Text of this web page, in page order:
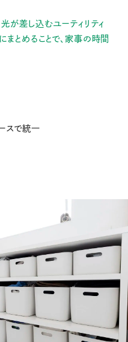
が差し込むユーティリティ
まとめることで、家事の時間
スで統一